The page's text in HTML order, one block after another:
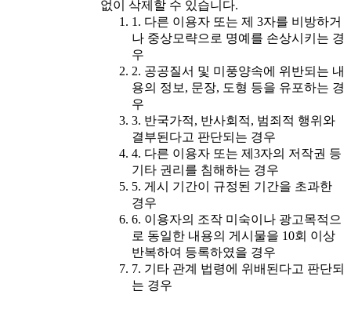
없이 삭제할 수 있습니다.
1. 다른 이용자 또는 제 3자를 비방하거
나 중상모략으로 명예를 손상시키는 경
우
2. 공공질서 및 미풍양속에 위반되는 내
용의 정보, 문장, 도형 등을 유포하는 경
우
3. 반국가적, 반사회적, 범죄적 행위와
결부된다고 판단되는 경우
4. 다른 이용자 또는 제3자의 저작권 등
기타 권리를 침해하는 경우
5. 게시 기간이 규정된 기간을 초과한
경우
6. 이용자의 조작 미숙이나 광고목적으
로 동일한 내용의 게시물을 10회 이상
반복하여 등록하였을 경우
7. 기타 관계 법령에 위배된다고 판단되
는 경우